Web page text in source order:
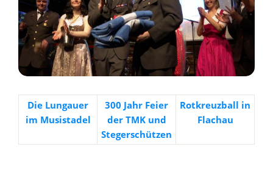
Die Lungauer
im Musistadel
300 Jahr Feier
der TMK und
Stegerschützen
Rotkreuzball in
Flachau